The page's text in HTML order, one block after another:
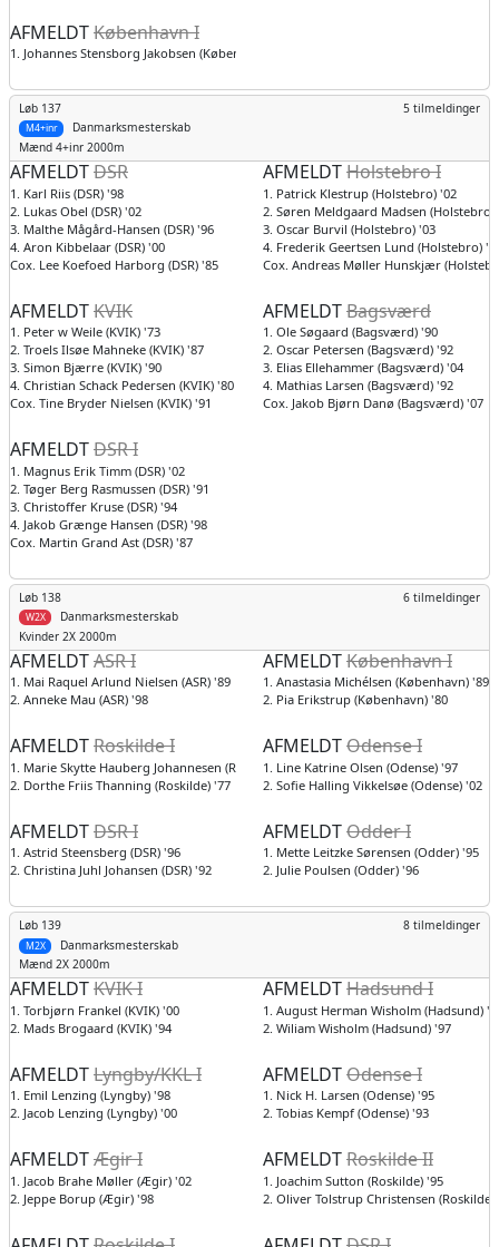
AFMELDTKøbenhavn I
1. Johannes Stensborg Jakobsen (København) '03
Løb 137
Danmarksmesterskab
5 tilmeldinger
M4+inr
Mænd 4+inr 2000m
AFMELDTDSR
1. Karl Riis (DSR) '98
2. Lukas Obel (DSR) '02
3. Malthe Mågård-Hansen (DSR) '96
4. Aron Kibbelaar (DSR) '00
Cox. Lee Koefoed Harborg (DSR) '85
AFMELDTHolstebro I
1. Patrick Klestrup (Holstebro) '02
2. Søren Meldgaard Madsen (Holstebro)
3. Oscar Burvil (Holstebro) '03
4. Frederik Geertsen Lund (Holstebro)
Cox. Andreas Møller Hunskjær
AFMELDTKVIK
1. Peter w Weile (KVIK) '73
2. Troels Ilsøe Mahneke (KVIK) '87
3. Simon Bjærre (KVIK) '90
4. Christian Schack Pedersen (KVIK) '80
Cox. Tine Bryder Nielsen (KVIK) '91
AFMELDTBagsværd
1. Ole Søgaard (Bagsværd) '90
2. Oscar Petersen (Bagsværd) '92
3. Elias Ellehammer (Bagsværd) '04
4. Mathias Larsen (Bagsværd) '92
Cox. Jakob Bjørn Danø (Bagsværd) '07
AFMELDTDSR I
1. Magnus Erik Timm (DSR) '02
2. Tøger Berg Rasmussen (DSR) '91
3. Christoffer Kruse (DSR) '94
4. Jakob Grænge Hansen (DSR) '98
Cox. Martin Grand Ast (DSR) '87
Løb 138
Danmarksmesterskab
6 tilmeldinger
W2X
Kvinder 2X 2000m
AFMELDTASR I
1. Mai Raquel Arlund Nielsen (ASR) '89
2. Anneke Mau (ASR) '98
AFMELDTKøbenhavn I
1. Anastasia Michélsen (København) '89
2. Pia Erikstrup (København) '80
AFMELDTRoskilde I
1. Marie Skytte Hauberg Johannesen (Roskilde) '97
2. Dorthe Friis Thanning (Roskilde) '77
AFMELDTOdense I
1. Line Katrine Olsen (Odense) '97
2. Sofie Halling Vikkelsøe (Odense) '02
AFMELDTDSR I
1. Astrid Steensberg (DSR) '96
2. Christina Juhl Johansen (DSR) '92
AFMELDTOdder I
1. Mette Leitzke Sørensen (Odder) '95
2. Julie Poulsen (Odder) '96
Løb 139
Danmarksmesterskab
8 tilmeldinger
M2X
Mænd 2X 2000m
AFMELDTKVIK I
1. Torbjørn Frankel (KVIK) '00
2. Mads Brogaard (KVIK) '94
AFMELDTHadsund I
1. August Herman Wisholm (Hadsund)
2. Wiliam Wisholm (Hadsund) '97
AFMELDTLyngby/KKL I
1. Emil Lenzing (Lyngby) '98
2. Jacob Lenzing (Lyngby) '00
AFMELDTOdense I
1. Nick H. Larsen (Odense) '95
2. Tobias Kempf (Odense) '93
AFMELDTÆgir I
1. Jacob Brahe Møller (Ægir) '02
2. Jeppe Borup (Ægir) '98
AFMELDTRoskilde II
1. Joachim Sutton (Roskilde) '95
2. Oliver Tolstrup Christensen (Roskilde)